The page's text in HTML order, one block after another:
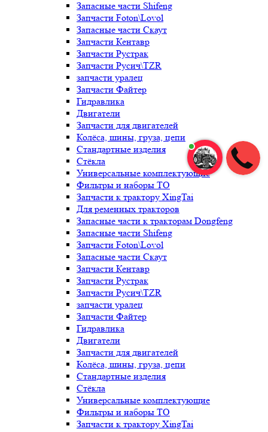
Запасные части Shifeng
Запчасти Foton\Lovol
Запасные части Скаут
Запчасти Кентавр
Запчасти Рустрак
Запчасти Русич\TZR
запчасти уралец
Запчасти Файтер
Гидравлика
Двигатели
Запчасти для двигателей
Колёса, шины, груза, цепи
Стандартные изделия
Стёкла
Универсальные комплектующие
Фильтры и наборы ТО
Запчасти к трактору XingTai
Для ременных тракторов
Запасные части к тракторам Dongfeng
Запасные части Shifeng
Запчасти Foton\Lovol
Запасные части Скаут
Запчасти Кентавр
Запчасти Рустрак
Запчасти Русич\TZR
запчасти уралец
Запчасти Файтер
Гидравлика
Двигатели
Запчасти для двигателей
Колёса, шины, груза, цепи
Стандартные изделия
Стёкла
Универсальные комплектующие
Фильтры и наборы ТО
Запчасти к трактору XingTai